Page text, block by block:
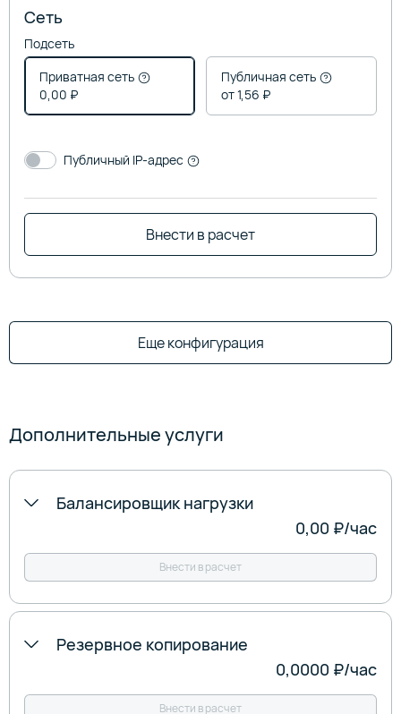
Сеть
Подсеть
Приватная сеть
0,00 ₽
Публичная сеть
от 1,56 ₽
Публичный IP-адрес
Внести в расчет
Еще конфигурация
Дополнительные услуги
Балансировщик нагрузки
0,00 ₽/‍час
Внести в расчет
Резервное копирование
0,0000 ₽/‍час
Внести в расчет